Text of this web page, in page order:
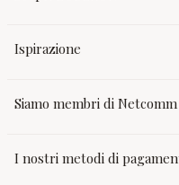
Ispirazione
Siamo membri di Netcomm
I nostri metodi di